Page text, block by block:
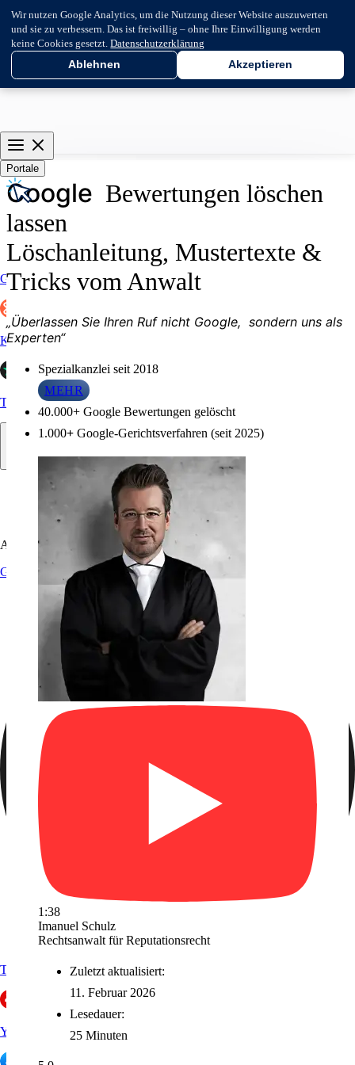
Wir nutzen Google Analytics, um die Nutzung dieser Website auszuwerten
und sie zu verbessern. Das ist freiwillig – ohne Ihre Einwilligung werden
keine Cookies gesetzt.Datenschutzerklärung
Ablehnen Akzeptieren
Portale
Google
Kununu
Trustpilot
Allgemein
Google
Trustpilot
Yelp
Google Bewertungen löschen
lassen
Löschanleitung, Mustertexte &
Tricks vom Anwalt
„Überlassen Sie Ihren Ruf nicht Google, sondern uns als
Experten“
Spezialkanzlei seit 2018
MEHR Infos zu Referenzen
40.000+ Google Bewertungen gelöscht
1.000+ Google-Gerichtsverfahren (seit 2025)
1:38
Imanuel Schulz
Rechtsanwalt für Reputationsrecht
Zuletzt aktualisiert:
11. Februar 2026
Lesedauer:
25 Minuten